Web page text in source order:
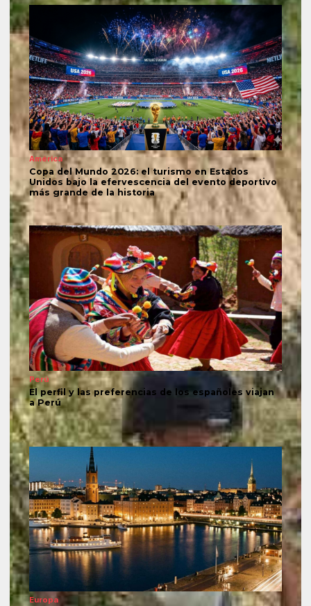
América
Copa del Mundo 2026: el turismo en Estados
Unidos bajo la efervescencia del evento deportivo
más grande de la historia
Perú
El perfil y las preferencias de los españoles viajan
a Perú
Europa